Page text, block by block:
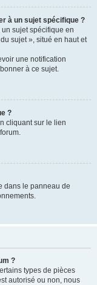
à un sujet spécifique ?
sujet spécifique en
sujet », situé en haut et
une notification
à ce sujet.
?
cliquant sur le lien
dans le panneau de
?
types de pièces
autorisé ou non, nous